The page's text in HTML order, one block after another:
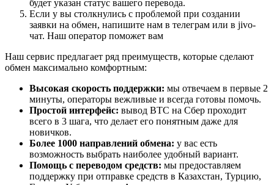
будет указан статус вашего перевода.
Если у вы столкнулись с проблемой при создании
заявки на обмен, напишите нам в телеграм или в jivo-
чат. Наш оператор поможет вам
Наш сервис предлагает ряд преимуществ, которые сделают
обмен максимально комфортным:
Высокая скорость поддержки: мы отвечаем в первые 2
минуты, операторы вежливые и всегда готовы помочь.
Простой интерфейс: вывод BTC на Сбер проходит
всего в 3 шага, что делает его понятным даже для
новичков.
Более 1000 направлений обмена: у вас есть
возможность выбрать наиболее удобный вариант.
Помощь с переводом средств: мы предоставляем
поддержку при отправке средств в Казахстан, Турцию,